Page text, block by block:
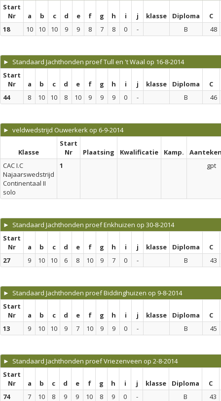
Start
Nr
a b c d e f g h i j klasse Diploma
C
18
10 10 10 9 9 8 7 8 0 - B 48
► Standaard Jachthonden proef Tull en 't Waal op 16-8-2014
Start
Nr
a b c d e f g h i j klasse Diploma
C
44
8 10 10 8 10 9 9 9 0 - B 46
► veldwedstrijd Ouwerkerk op 6-9-2014
Klasse
Start
Nr
Plaatsing Kwalificatie Kamp.
CAC I.C
Najaarswedstrijd
Continentaal II
solo
1 gpt
► Standaard Jachthonden proef Enkhuizen op 30-8-2014
Start
Nr
a b c d e f g h i j klasse Diploma
C
27
9 10 10 6 8 10 9 7 0 - B 43
► Standaard Jachthonden proef Biddinghuizen op 9-8-2014
Start
Nr
a b c d e f g h i j klasse Diploma
C
13
9 10 10 9 7 10 9 9 0 - B 45
► Standaard Jachthonden proef Vriezenveen op 2-8-2014
Start
Nr
a b c d e f g h i j klasse Diploma
C
74
7 10 8 9 9 10 8 9 0 - B 43